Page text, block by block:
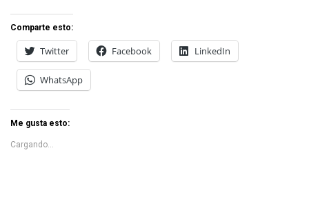
Comparte esto:
Twitter Facebook LinkedIn
WhatsApp
Me gusta esto:
Cargando...